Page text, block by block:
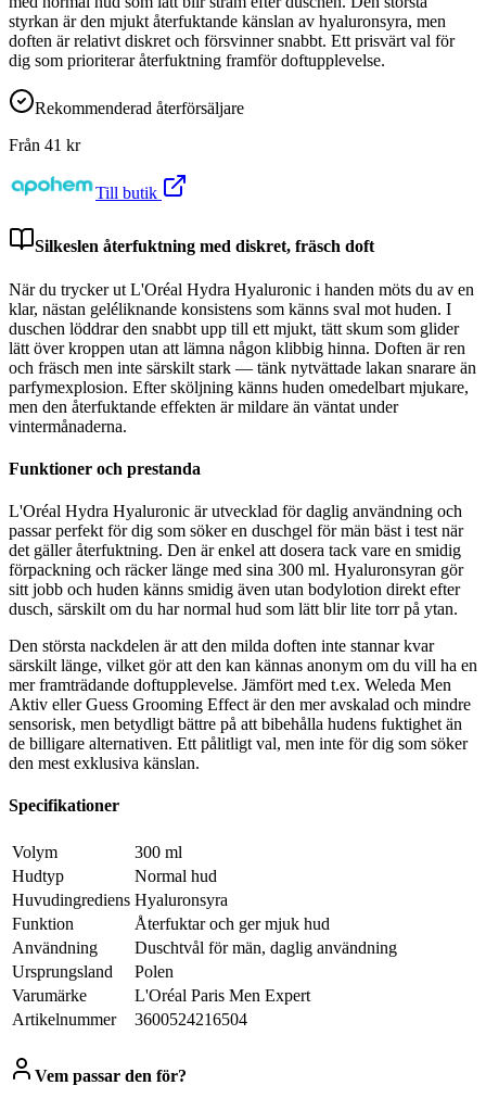
styrkan är den mjukt återfuktande känslan av hyaluronsyra, men
doften är relativt diskret och försvinner snabbt. Ett prisvärt val för
dig som prioriterar återfuktning framför doftupplevelse.
Rekommenderad återförsäljare
Från 41 kr
Till butik
Silkeslen återfuktning med diskret, fräsch doft
När du trycker ut L'Oréal Hydra Hyaluronic i handen möts du av en
klar, nästan geléliknande konsistens som känns sval mot huden. I
duschen löddrar den snabbt upp till ett mjukt, tätt skum som glider
lätt över kroppen utan att lämna någon klibbig hinna. Doften är ren
och fräsch men inte särskilt stark — tänk nytvättade lakan snarare än
parfymexplosion. Efter sköljning känns huden omedelbart mjukare,
men den återfuktande effekten är mildare än väntat under
vintermånaderna.
Funktioner och prestanda
L'Oréal Hydra Hyaluronic är utvecklad för daglig användning och
passar perfekt för dig som söker en duschgel för män bäst i test när
det gäller återfuktning. Den är enkel att dosera tack vare en smidig
förpackning och räcker länge med sina 300 ml. Hyaluronsyran gör
sitt jobb och huden känns smidig även utan bodylotion direkt efter
dusch, särskilt om du har normal hud som lätt blir lite torr på ytan.
Den största nackdelen är att den milda doften inte stannar kvar
särskilt länge, vilket gör att den kan kännas anonym om du vill ha en
mer framträdande doftupplevelse. Jämfört med t.ex. Weleda Men
Aktiv eller Guess Grooming Effect är den mer avskalad och mindre
sensorisk, men betydligt bättre på att bibehålla hudens fuktighet än
de billigare alternativen. Ett pålitligt val, men inte för dig som söker
den mest exklusiva känslan.
Specifikationer
Volym
300 ml
Hudtyp
Normal hud
Huvudingrediens Hyaluronsyra
Funktion
Återfuktar och ger mjuk hud
Användning
Duschtvål för män, daglig användning
Ursprungsland
Polen
Varumärke
L'Oréal Paris Men Expert
Artikelnummer
3600524216504
Vem passar den för?